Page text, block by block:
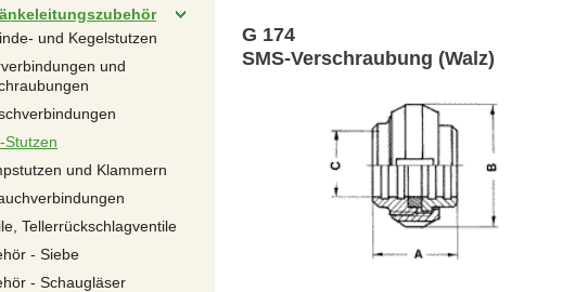
und Kegelstutzen
und
Stutzen
und Klammern
Tellerrückschlagventile
- Siebe
- Schaugläser
G 174
SMS-Verschraubung (Walz)